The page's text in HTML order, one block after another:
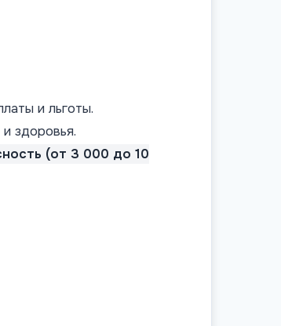
и льготы.
здоровья.
(от 3 000 до 10